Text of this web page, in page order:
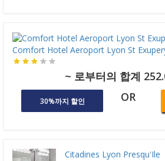
Comfort Hotel Aeroport Lyon St
~ 로부터의 합계
30%까지 할인 OR
Citadines Lyon Presqu'Ile